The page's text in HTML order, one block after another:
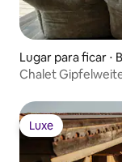
Lugar para ficar ⋅
Chalet
Luxe
Luxe